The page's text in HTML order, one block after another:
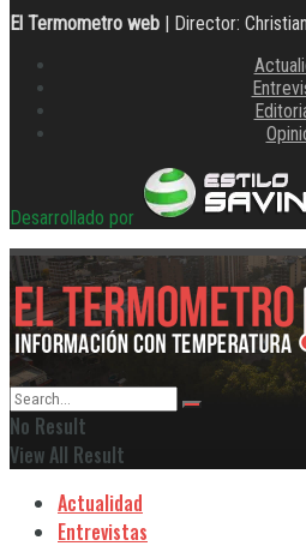
El Termometro web | Director:
Desarrollado por
No Result
View All Result
Actualidad
Entrevistas